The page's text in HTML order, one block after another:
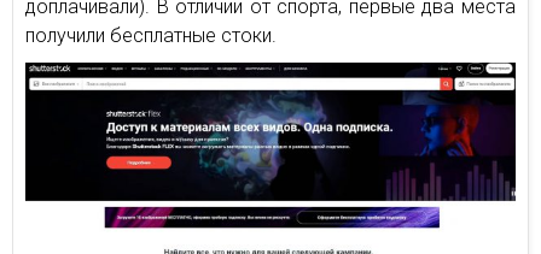
доплачивали). В отличии от спорта, первые два места
получили бесплатные стоки.